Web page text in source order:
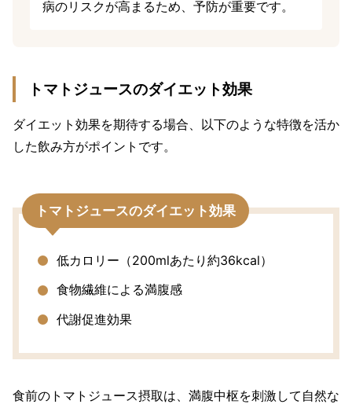
病のリスクが高まるため、予防が重要です。
トマトジュースのダイエット効果
ダイエット効果を期待する場合、以下のような特徴を活か
した飲み方がポイントです。
トマトジュースのダイエット効果
低カロリー（200mlあたり約36kcal）
食物繊維による満腹感
代謝促進効果
食前のトマトジュース摂取は、満腹中枢を刺激して自然な